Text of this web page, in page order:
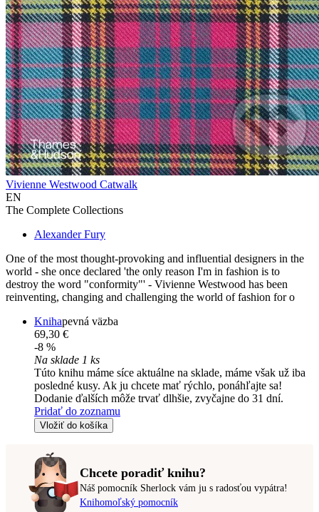
Vivienne Westwood Catwalk
EN
The Complete Collections
Alexander Fury
One of the most thought-provoking and influential designers in the
world - she once declared 'the only reason I'm in fashion is to
destroy the word "conformity"' - Vivienne Westwood has been
reinventing, changing and challenging the world of fashion for o
Knihapevná väzba
69,30 €
-8 %
Na sklade 1 ks
Túto knihu máme síce aktuálne na sklade, máme však už iba
posledné kusy. Ak ju chcete mať rýchlo, ponáhľajte sa!
Dodanie ďalších môže trvať dlhšie, zvyčajne do 31 dní.
Pridať do zoznamu
Vložiť do košíka
Chcete poradiť knihu?
Náš pomocník Sherlock vám ju s radosťou vypátra!
Knihomoľský pomocník